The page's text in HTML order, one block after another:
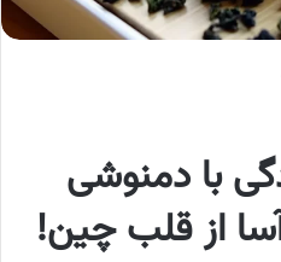
با دمنوشی
از قلب چین!